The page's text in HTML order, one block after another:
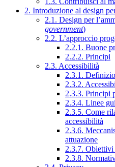
2. Introduzione al design
2.1. Design per
government)
2.2. L’approccio
2.2.1. Buone
2.2.2. Principi
2.3. Accessibilità
2.3.1.
2.3.2.
2.3.3. Principi
2.3.4. Linee
2.3.5. Come
accessibilità
2.3.6.
attuazione
2.3.7. Obiettivi
2.3.8.